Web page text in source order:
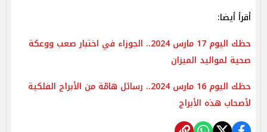
أقرأ أيضا:
حظك اليوم 17 مارس 2024.. الجوزاء في اختبار صعب ووعكة
صحية لمواليد الميزان
حظك اليوم 16 مارس 2024.. رسائل هامّة من الأبراج الفلكية
لأصحاب هذه الأبراج